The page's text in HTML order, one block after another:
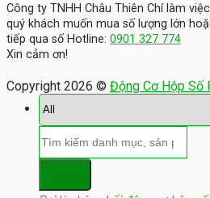
Công ty TNHH Châu Thiên Chí làm
quý khách muốn mua số lượng lớn
tiếp qua số Hotline: 0901 327 774
Xin cảm ơn!
Copyright 2026 © Động Cơ Hộp Số